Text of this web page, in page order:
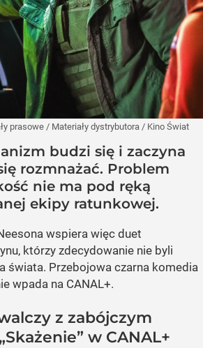
prasowe / Materiały dystrybutora / Kino Świat
budzi się i zaczyna
rozmnażać. Problem
nie ma pod ręką
ekipy ratunkowej.
wspiera więc duet
którzy zdecydowanie nie byli
świata. Przebojowa czarna komedia
wpada na CANAL+.
z zabójczym
w CANAL+